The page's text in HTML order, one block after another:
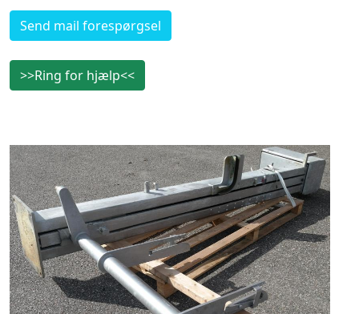
Send mail forespørgsel
>>Ring for hjælp<<